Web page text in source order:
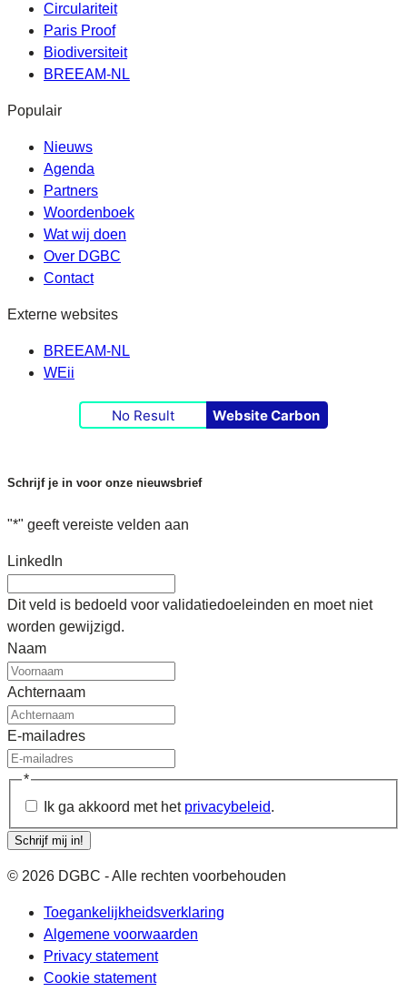
Circulariteit
Paris Proof
Biodiversiteit
BREEAM-NL
Populair
Nieuws
Agenda
Partners
Woordenboek
Wat wij doen
Over DGBC
Contact
Externe websites
BREEAM-NL
WEii
No Result Website Carbon
Schrijf je in voor onze nieuwsbrief
"*" geeft vereiste velden aan
LinkedIn
Dit veld is bedoeld voor validatiedoeleinden en moet niet
worden gewijzigd.
Naam
Achternaam
E-mailadres
*
Ik ga akkoord met het privacybeleid.
Schrijf mij in!
© 2026 DGBC - Alle rechten voorbehouden
Toegankelijkheidsverklaring
Algemene voorwaarden
Privacy statement
Cookie statement